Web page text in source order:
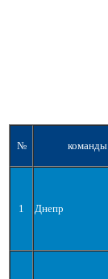
№ команды
1 Днепр